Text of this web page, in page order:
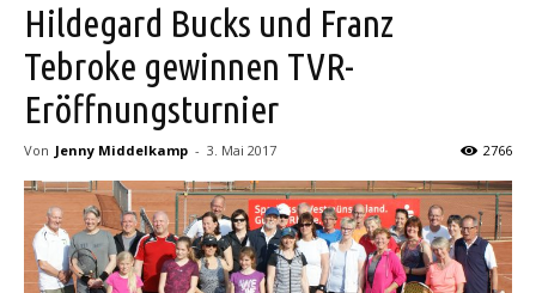
Hildegard Bucks und Franz
Tebroke gewinnen TVR-
Eröffnungsturnier
Von Jenny Middelkamp - 3. Mai 2017 2766